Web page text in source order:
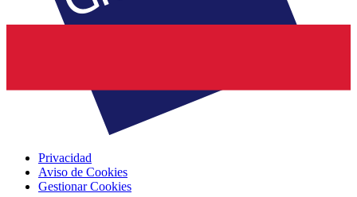
Privacidad
Aviso de Cookies
Gestionar Cookies